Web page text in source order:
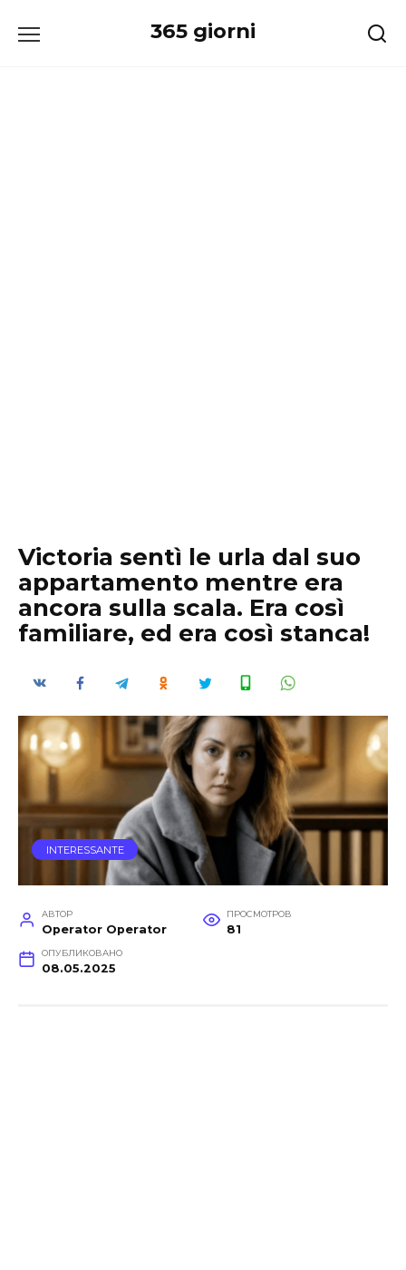
365 giorni
Victoria sentì le urla dal suo
appartamento mentre era
ancora sulla scala. Era così
familiare, ed era così stanca!
INTERESSANTE
АВТОР
Operator Operator
ПРОСМОТРОВ
81
ОПУБЛИКОВАНО
08.05.2025